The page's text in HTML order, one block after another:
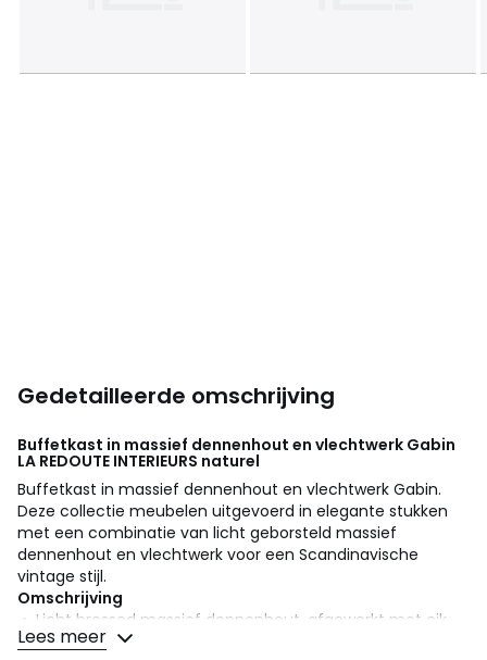
Gedetailleerde omschrijving
Buffetkast in massief dennenhout en vlechtwerk Gabin
LA REDOUTE INTERIEURS naturel
Buffetkast in massief dennenhout en vlechtwerk Gabin.
Deze collectie meubelen uitgevoerd in elegante stukken
met een combinatie van licht geborsteld massief
dennenhout en vlechtwerk voor een Scandinavische
vintage stijl.
Omschrijving
• Licht brossed massief dennenhout, afgewerkt met eik
tint, acrylvernis
Lees meer